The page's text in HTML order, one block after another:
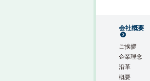
会社概要
ご挨拶
企業理念
沿革
概要